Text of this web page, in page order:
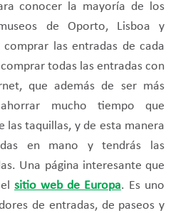
conocer la mayoría de los
de Oporto, Lisboa y
comprar las entradas de cada
comprar todas las entradas con
que además de ser más
mucho tiempo que
las taquillas, y de esta manera
en mano y tendrás las
Una página interesante que
sitio web de Europa. Es uno
de entradas, de paseos y